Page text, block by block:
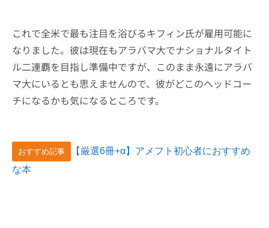
これで全米で最も注目を浴びるキフィン氏が雇用可能に
なりました。彼は現在もアラバマ大でナショナルタイト
ル二連覇を目指し準備中ですが、このまま永遠にアラバ
マ大にいるとも思えませんので、彼がどこのヘッドコー
チになるかも気になるところです。
おすすめ記事
【厳選6冊+α】アメフト初心者におすすめ
な本